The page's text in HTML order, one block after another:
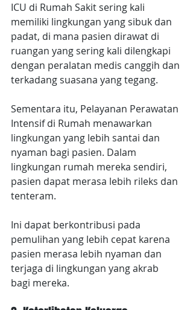
ICU di Rumah Sakit sering kali
memiliki lingkungan yang sibuk dan
padat, di mana pasien dirawat di
ruangan yang sering kali dilengkapi
dengan peralatan medis canggih dan
terkadang suasana yang tegang.
Sementara itu, Pelayanan Perawatan
Intensif di Rumah menawarkan
lingkungan yang lebih santai dan
nyaman bagi pasien. Dalam
lingkungan rumah mereka sendiri,
pasien dapat merasa lebih rileks dan
tenteram.
Ini dapat berkontribusi pada
pemulihan yang lebih cepat karena
pasien merasa lebih nyaman dan
terjaga di lingkungan yang akrab
bagi mereka.